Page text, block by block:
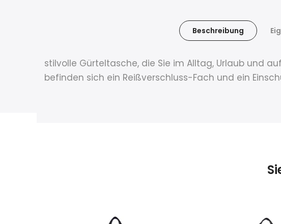
Beschreibung
stilvolle Gürteltasche, die Sie im Alltag, Urlaub und
befinden sich ein Reißverschluss-Fach und ein